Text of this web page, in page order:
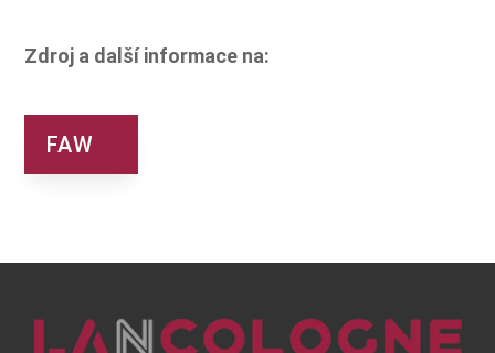
Zdroj a další informace na:
FAW